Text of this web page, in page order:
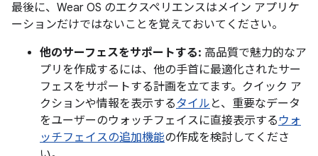
最後に、Wear OS のエクスペリエンスはメイン アプリケ
ーションだけではないことを覚えておいてください。
他のサーフェスをサポートする: 高品質で魅力的なア
プリを作成するには、他の手首に最適化されたサー
フェスをサポートする計画を立てます。クイック ア
クションや情報を表示するタイル と、重要なデータ
をユーザーのウォッチフェイスに直接表示する ウォ
ッチフェイスの追加機能の作成を検討してくださ